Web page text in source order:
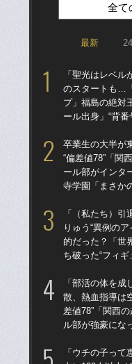
全て
最新
「聖光はレベル
のスタートも…
プ」福島の絶対
ール出身」“背番
卒業生の大半が
“偏差値78”「関
ール部がインタ
寺学園「まさか
「（私たち）引
りゅう“異例の
的だった？「世
ち破った“フィ
「部活の体を成
散、熱血指導は
差値78”「関西
ル部が強豪にな
「ウチの子っ